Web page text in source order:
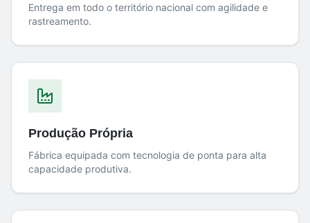
Entrega em todo o território nacional com agilidade e
rastreamento.
Produção Própria
Fábrica equipada com tecnologia de ponta para alta
capacidade produtiva.